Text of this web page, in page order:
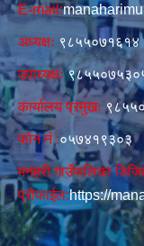
E-mail:
अध्यक्षः ९८५५०७१६१४
उपाध्यक्षः
कार्यालय प्रमुखः
फोन नं‍‌ :०५७४१९३०३
मनहरी गाउँपालिका
प्रोफाईल:https://